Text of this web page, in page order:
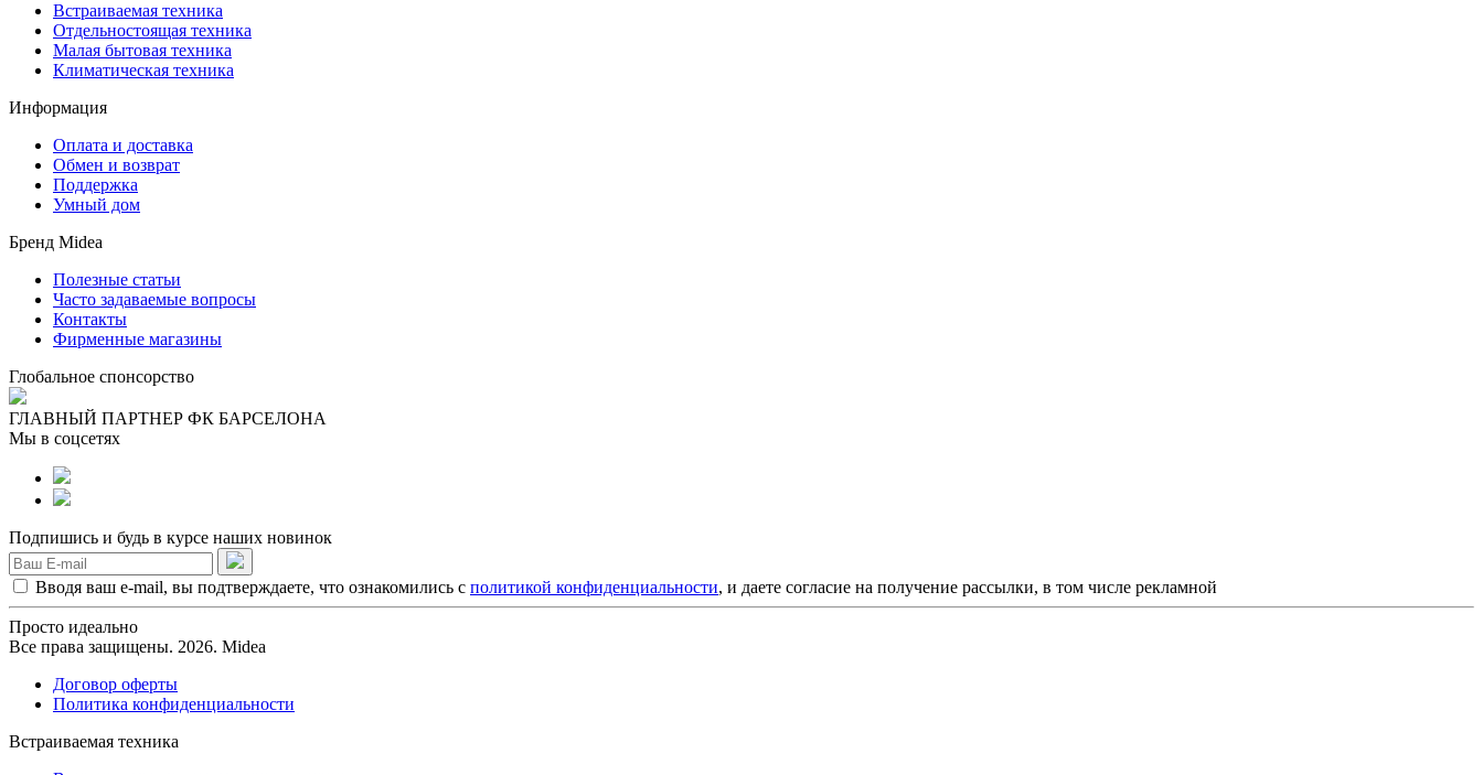
Встраиваемая техника
Отдельностоящая техника
Малая бытовая техника
Климатическая техника
Информация
Оплата и доставка
Обмен и возврат
Поддержка
Умный дом
Бренд Midea
Полезные статьи
Часто задаваемые вопросы
Контакты
Фирменные магазины
Глобальное спонсорство
ГЛАВНЫЙ ПАРТНЕР ФК БАРСЕЛОНА
Мы в соцсетях
Подпишись и будь в курсе наших новинок
Вводя ваш e-mail, вы подтверждаете, что ознакомились с политикой конфиденциальности, и даете согласие на получение рассылки, в том числе рекламной
Просто идеально
Все права защищены. 2026. Midea
Договор оферты
Политика конфиденциальности
Встраиваемая техника